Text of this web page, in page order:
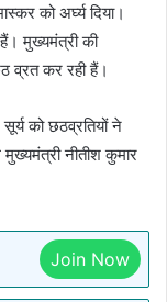
को अर्घ्य दिया।
मुख्यमंत्री की
व्रत कर रही हैं।
को छठव्रतियों ने
नीतीश कुमार
Join Now